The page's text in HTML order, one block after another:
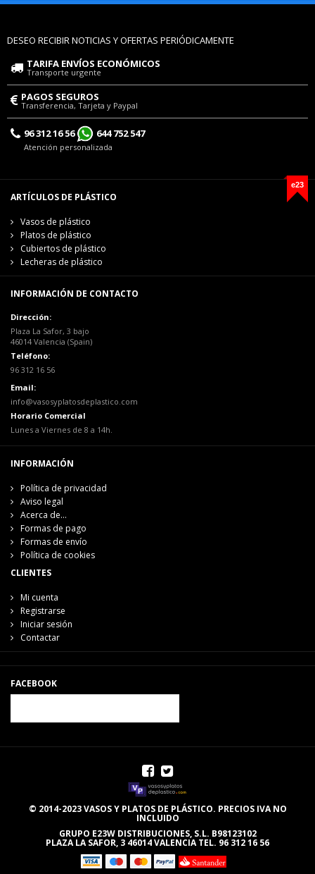
DESEO RECIBIR NOTICIAS Y OFERTAS PERIÓDICAMENTE
TARIFA ENVÍOS ECONÓMICOS
Transporte urgente
PAGOS SEGUROS
Transferencia, Tarjeta y Paypal
96 312 16 56 644 752 547
Atención personalizada
e23
ARTÍCULOS DE PLÁSTICO
Vasos de plástico
Platos de plástico
Cubiertos de plástico
Lecheras de plástico
INFORMACIÓN DE CONTACTO
Dirección:
Plaza La Safor, 3 bajo
46014 Valencia (Spain)
Teléfono:
96 312 16 56
Email:
info@vasosyplatosdeplastico.com
Horario Comercial
Lunes a Viernes de 8 a 14h.
INFORMACIÓN
Política de privacidad
Aviso legal
Acerca de...
Formas de pago
Formas de envío
Política de cookies
CLIENTES
Mi cuenta
Registrarse
Iniciar sesión
Contactar
FACEBOOK
© 2014-2023 VASOS Y PLATOS DE PLÁSTICO. PRECIOS IVA NO
INCLUIDO
GRUPO E23W DISTRIBUCIONES, S.L. B98123102
PLAZA LA SAFOR, 3 46014 VALENCIA TEL. 96 312 16 56